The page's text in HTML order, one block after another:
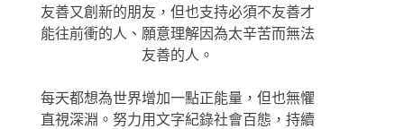
友善又創新的朋友，但也支持必須不友善才
能往前衝的人、願意理解因為太辛苦而無法
友善的人。
每天都想為世界增加一點正能量，但也無懼
直視深淵。努力用文字紀錄社會百態，持續